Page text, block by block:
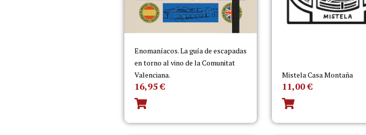
Enomaníacos. La guía de escapadas
en torno al vino de la Comunitat
Valenciana.
16,95€
Mistela Casa Montaña
11,00€